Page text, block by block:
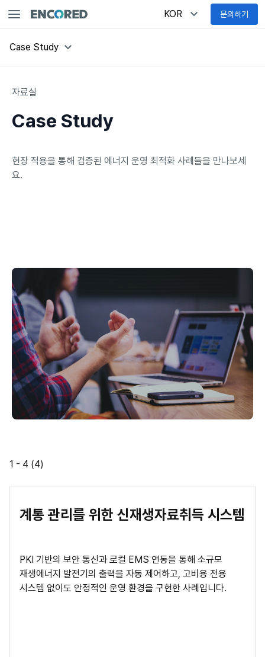
KOR 문의하기
Case Study
자료실
Case Study
현장 적용을 통해 검증된 에너지 운영 최적화 사례들을 만나보세
요.
1 - 4 (4)
계통 관리를 위한 신재생자료취득 시스템
PKI 기반의 보안 통신과 로컬 EMS 연동을 통해 소규모
재생에너지 발전기의 출력을 자동 제어하고, 고비용 전용
시스템 없이도 안정적인 운영 환경을 구현한 사례입니다.